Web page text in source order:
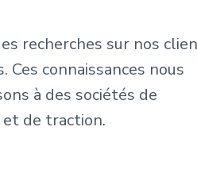
recherches sur nos
connaissances nous
à des sociétés de
de traction.